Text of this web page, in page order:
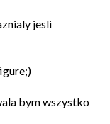
jesli
bym wszystko